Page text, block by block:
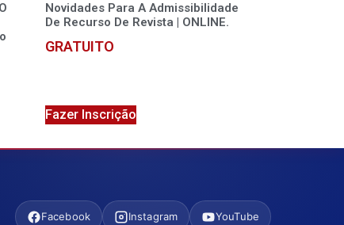
Novidades Para A Admissibilidade
De Recurso De Revista | ONLINE.
GRATUITO
Fazer Inscrição
Facebook Instagram YouTube